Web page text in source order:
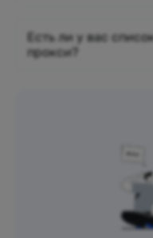
Есть ли у вас
прокси?